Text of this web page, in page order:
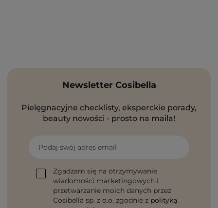
Newsletter Cosibella
Pielęgnacyjne checklisty, eksperckie porady,
beauty nowości - prosto na maila!
Podaj swój adres email
Zgadzam się na otrzymywanie
wiadomości marketingowych i
przetwarzanie moich danych przez
Cosibella sp. z o.o, zgodnie z polityką